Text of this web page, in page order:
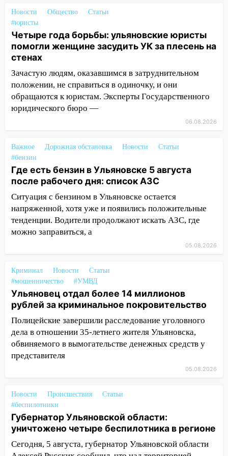
погода в четверг
06:00 Четыре года борьбы: ульяновские
юристы помогли женщине засудить УК
за плесень на стенах
05:00 Кому 6 августа звезды сулят
прибыль, а кому — испытания на
прочность
05.08.2026
ДТП с мотоциклистом
20:22
жительницу Ульяновской области
подвез троих незнакомцев на трассе и
заработал уголовное дело
18:14
Прогноз погоды на 6 августа в
экстрим: в Ульяновске пройдет
большой фестиваль «Наше время»
17:30
Где есть бензин в Ульяновске 5
августа после рабочего дня: список АЗС
17:05 «Обыск» по видеосвязи: в
Ульяновске задержали 19-летнюю
сообщницу мошенников
знакомым закончились для женщины
больницей
16:06 18-летняя девушка без прав
перевернулась на мопеде и попала в
больницу
Новости Общество
Статьи
#юристы
Четыре года борьбы: ульяновские юристы
помогли женщине засудить УК за плесень на
стенах
Зачастую людям, оказавшимся в затруднительном
положении, не справиться в одиночку, и они
обращаются к юристам. Эксперты Государственного
юридического бюро —
06.08.2026
Важное Дорожная обстановка Новости
Статьи
#бензин
Где есть бензин в Ульяновске 5 августа
после рабочего дня: список АЗС
Ситуация с бензином в Ульяновске остается
напряженной, хотя уже и появились положительные
тенденции. Водители продолжают искать АЗС, где
можно заправиться, а
05.08.2026
Криминал Новости
Статьи
#мошенничество
#УМВД
Ульяновец отдал более 14 миллионов
рублей за криминальное покровительство
Полицейские завершили расследование уголовного
дела в отношении 35-летнего жителя Ульяновска,
обвиняемого в вымогательстве денежных средств у
представителя
05.08.2026
Новости Происшествия
Статьи
#беспилотники
Губернатор Ульяновской области:
уничтожено четыре беспилотника в регионе
Сегодня, 5 августа, губернатор Ульяновской области